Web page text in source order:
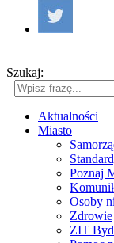
Szukaj:
Aktualności
Miasto
Poznaj
Osoby
Zdrowie
ZIT